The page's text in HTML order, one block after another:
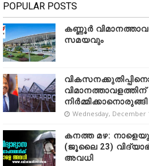
POPULAR POSTS
കണ്ണൂർ വിമാനത്താവള
സമയവും
Wednesday, December
കനത്ത മഴ:
(ജൂലൈ 23)
അവധി